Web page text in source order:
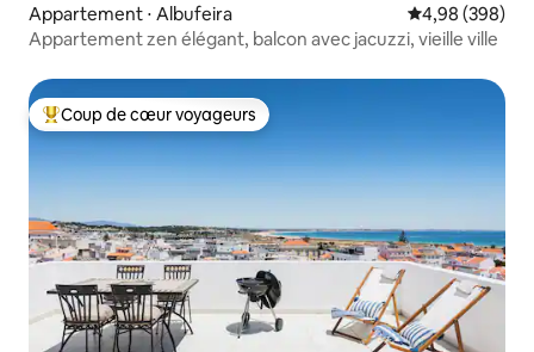
Appartement ⋅ Albufeira Évaluation
4,98 (398)
Appartement zen élégant, balcon avec jacuzzi, vieille ville
Coups de cœur voyageurs les plus appréciés
Coup de cœur voyageurs